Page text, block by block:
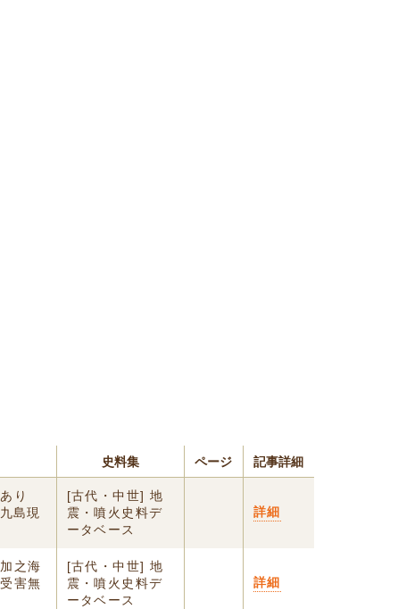
史料集 ページ 記事詳細
り
島現
[古代・中世] 地
震・噴火史料デ
ータベース
詳細
之海
害無
[古代・中世] 地
震・噴火史料デ
ータベース
詳細